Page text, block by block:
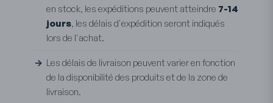
en stock, les expéditions peuvent atteindre 7-14
jours, les délais d'expédition seront indiqués
lors de l'achat.
Les délais de livraison peuvent varier en fonction
de la disponibilité des produits et de la zone de
livraison.